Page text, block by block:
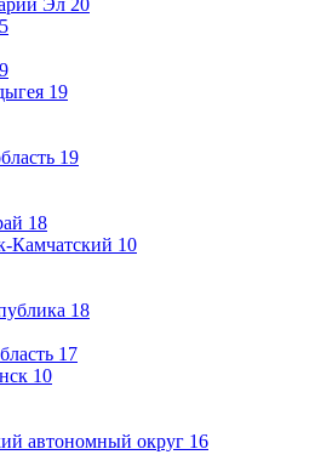
Эл 20
19
19
18
Камчатский 10
18
17
10
автономный округ 16